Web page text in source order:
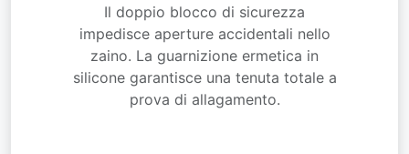
Il doppio blocco di sicurezza
impedisce aperture accidentali nello
zaino. La guarnizione ermetica in
silicone garantisce una tenuta totale a
prova di allagamento.